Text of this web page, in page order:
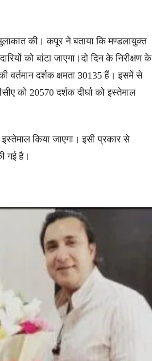
की। कपूर ने बताया कि मण्डलायुक्त
को बांटा जाएगा।दो दिन के निरीक्षण के
वर्तमान दर्शक क्षमता 30135 हैं। इसमें से
को 20570 दर्शक दीर्घा को इस्तेमाल
किया जाएगा। इसी प्रकार से
गई है।